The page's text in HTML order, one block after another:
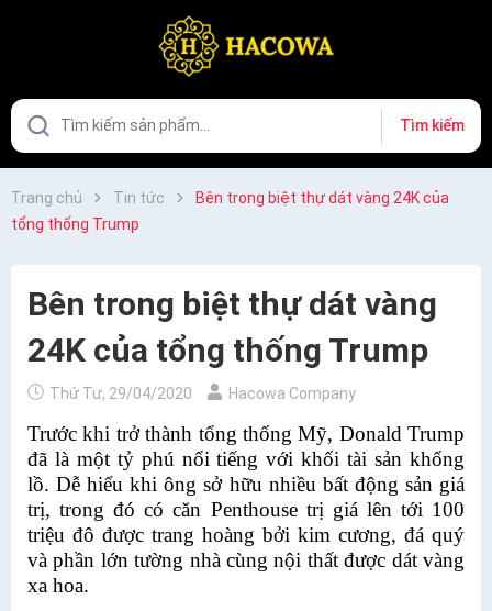
Tìm kiếm
Trang chủ Tin tức
Bên trong biệt thự dát vàng 24K của
tổng thống Trump
Bên trong biệt thự dát vàng
24K của tổng thống Trump
Thứ Tư, 29/04/2020 Hacowa Company
Trước khi trở thành tổng thống Mỹ, Donald Trump
đã là một tỷ phú nổi tiếng với khối tài sản khổng
lồ. Dễ hiểu khi ông sở hữu nhiều bất động sản giá
trị, trong đó có căn Penthouse trị giá lên tới 100
triệu đô được trang hoàng bởi kim cương, đá quý
và phần lớn tường nhà cùng nội thất được dát vàng
xa hoa.